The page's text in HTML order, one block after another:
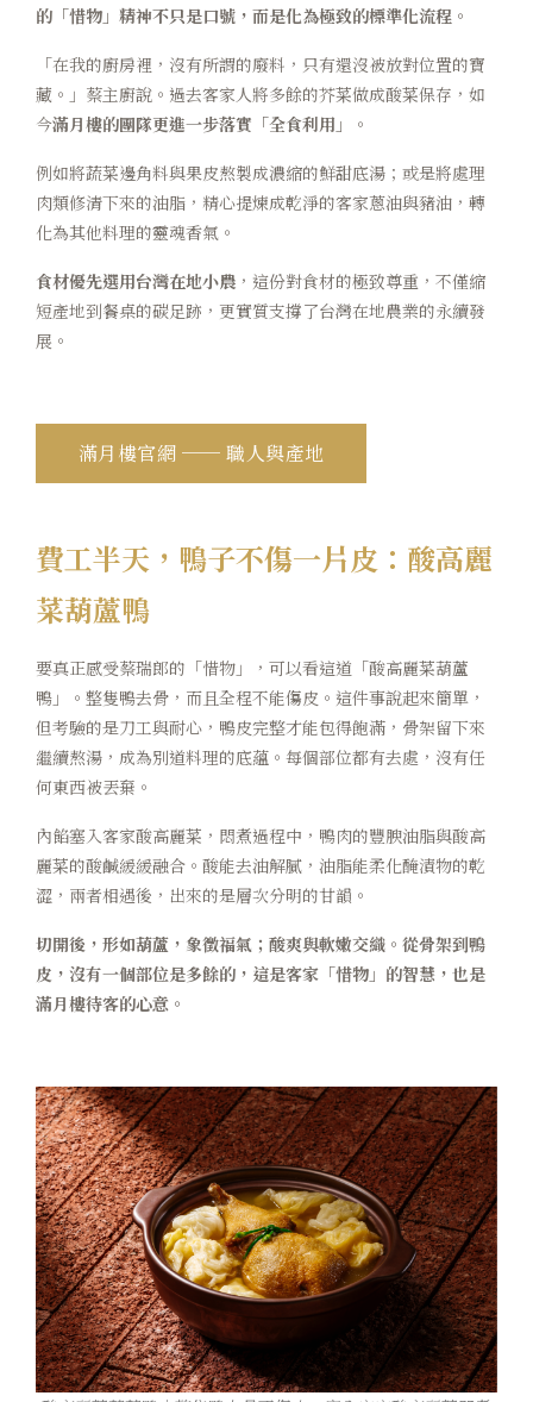
的「惜物」精神不只是口號，而是化為極致的標準化流程。
「在我的廚房裡，沒有所謂的廢料，只有還沒被放對位置的寶
藏。」蔡主廚說。過去客家人將多餘的芥菜做成酸菜保存，如
今滿月樓的團隊更進一步落實「全食利用」 。
例如將蔬菜邊角料與果皮熬製成濃縮的鮮甜底湯；或是將處理
肉類修清下來的油脂，精心提煉成乾淨的客家蔥油與豬油，轉
化為其他料理的靈魂香氣。
食材優先選用台灣在地小農 ，這份對食材的極致尊重，不僅縮
短產地到餐桌的碳足跡，更實質支撐了台灣在地農業的永續發
展。
滿月樓官網 ── 職人與產地
費工半天，鴨子不傷一片皮：酸高麗
菜葫蘆鴨
要真正感受蔡瑞郎的「惜物」，可以看這道「酸高麗菜葫蘆
鴨」。整隻鴨去骨，而且全程不能傷皮。這件事說起來簡單，
但考驗的是刀工與耐心，鴨皮完整才能包得飽滿，骨架留下來
繼續熬湯，成為別道料理的底蘊。每個部位都有去處，沒有任
何東西被丟棄。
內餡塞入客家酸高麗菜，悶煮過程中，鴨肉的豐腴油脂與酸高
麗菜的酸鹹緩緩融合。酸能去油解膩，油脂能柔化醃漬物的乾
澀，兩者相遇後，出來的是層次分明的甘韻。
切開後，形如葫蘆，象徵福氣；酸爽與軟嫩交織。從骨架到鴨
皮，沒有一個部位是多餘的，這是客家「惜物」的智慧，也是
滿月樓待客的心意。